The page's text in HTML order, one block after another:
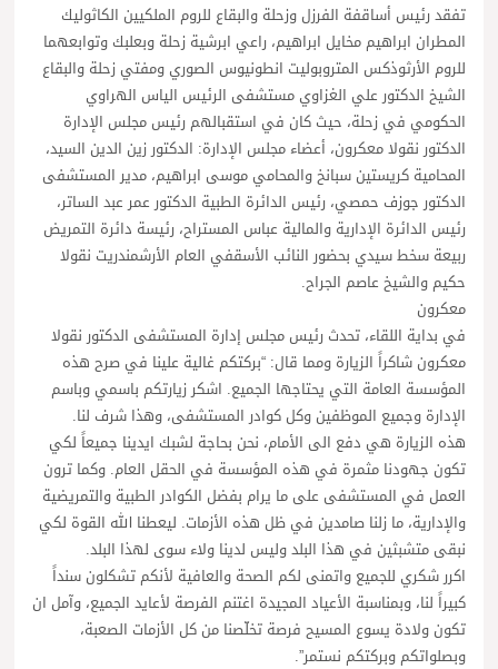
تفقد رئيس أساقفة الفرزل وزحلة والبقاع للروم الملكيين الكاثوليك
المطران ابراهيم مخايل ابراهيم، راعي ابرشية زحلة وبعلبك وتوابعهما
للروم الأرثوذكس المتروبوليت انطونيوس الصوري ومفتي زحلة والبقاع
الشيخ الدكتور علي الغزاوي مستشفى الرئيس الياس الهراوي
الحكومي في زحلة، حيث كان في استقبالهم رئيس مجلس الإدارة
الدكتور نقولا معكرون، أعضاء مجلس الإدارة: الدكتور زين الدين السيد،
المحامية كريستين سبانخ والمحامي موسى ابراهيم، مدير المستشفى
الدكتور جوزف حمصي، رئيس الدائرة الطبية الدكتور عمر عبد الساتر،
رئيس الدائرة الإدارية والمالية عباس المستراح، رئيسة دائرة التمريض
ربيعة سخط سيدي بحضور النائب الأسقفي العام الأرشمندريت نقولا
حكيم والشيخ عاصم الجراح.
معكرون
في بداية اللقاء، تحدث رئيس مجلس إدارة المستشفى الدكتور نقولا
معكرون شاكراً الزيارة ومما قال: “بركتكم غالية علينا في صرح هذه
المؤسسة العامة التي يحتاجها الجميع. اشكر زيارتكم باسمي وباسم
الإدارة وجميع الموظفين وكل كوادر المستشفى، وهذا شرف لنا.
هذه الزيارة هي دفع الى الأمام، نحن بحاجة لشبك ايدينا جميعاً لكي
تكون جهودنا مثمرة في هذه المؤسسة في الحقل العام. وكما ترون
العمل في المستشفى على ما يرام بفضل الكوادر الطبية والتمريضية
والإدارية، ما زلنا صامدين في ظل هذه الأزمات. ليعطنا الله القوة لكي
نبقى متشبثين في هذا البلد وليس لدينا ولاء سوى لهذا البلد.
اكرر شكري للجميع واتمنى لكم الصحة والعافية لأنكم تشكلون سنداً
كبيراً لنا، وبمناسبة الأعياد المجيدة اغتنم الفرصة لأعايد الجميع، وآمل ان
تكون ولادة يسوع المسيح فرصة تخلّصنا من كل الأزمات الصعبة،
وبصلواتكم وبركتكم نستمر”.